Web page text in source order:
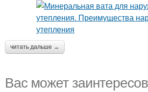
читать дальше →
Вас может